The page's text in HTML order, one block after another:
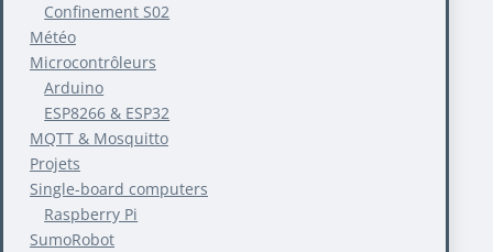
Confinement S02
Météo
Microcontrôleurs
Arduino
ESP8266 & ESP32
MQTT & Mosquitto
Projets
Single-board computers
Raspberry Pi
SumoRobot